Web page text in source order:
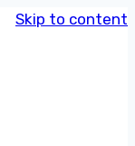
Skip to content